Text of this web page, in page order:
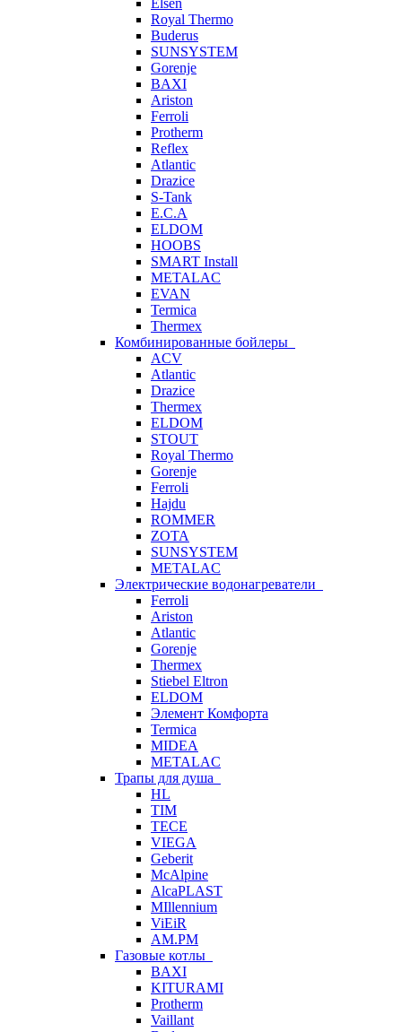
Elsen
Royal Thermo
Buderus
SUNSYSTEM
Gorenje
BAXI
Ariston
Ferroli
Protherm
Reflex
Atlantic
Drazice
S-Tank
E.C.A
ELDOM
HOOBS
SMART Install
METALAC
EVAN
Termica
Thermex
Комбинированные бойлеры
ACV
Atlantic
Drazice
Thermex
ELDOM
STOUT
Royal Thermo
Gorenje
Ferroli
Hajdu
ROMMER
ZOTA
SUNSYSTEM
METALAC
Электрические водонагреватели
Ferroli
Ariston
Atlantic
Gorenje
Thermex
Stiebel Eltron
ELDOM
Элемент Комфорта
Termica
MIDEA
METALAC
Трапы для душа
HL
TIM
TECE
VIEGA
Geberit
McAlpine
AlcaPLAST
MIllennium
ViEiR
AM.PM
Газовые котлы
BAXI
KITURAMI
Protherm
Vaillant